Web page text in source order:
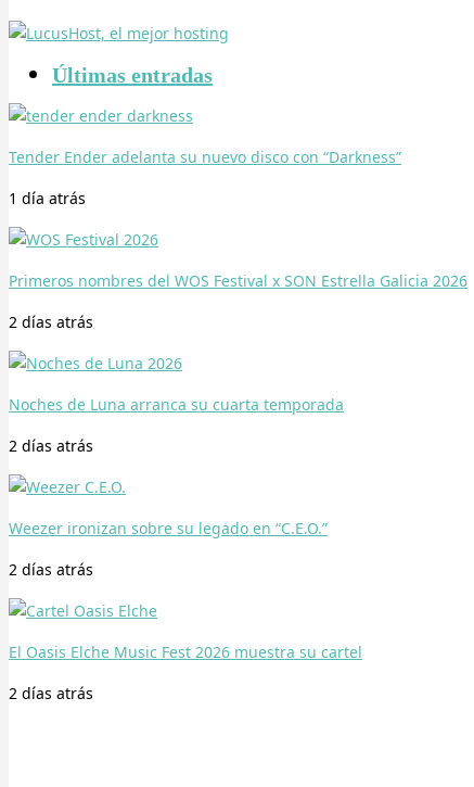
Últimas entradas
Tender Ender adelanta su nuevo disco con “Darkness”
1 día atrás
Primeros nombres del WOS Festival x SON Estrella Galicia 2026
2 días atrás
Noches de Luna arranca su cuarta temporada
2 días atrás
Weezer ironizan sobre su legado en “C.E.O.”
2 días atrás
El Oasis Elche Music Fest 2026 muestra su cartel
2 días atrás